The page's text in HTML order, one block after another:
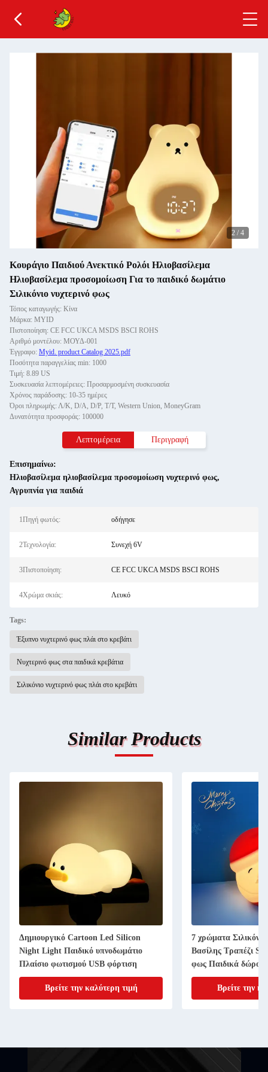
2 / 4
Κουράγιο Παιδιού Ανεκτικό Ρολόι Ηλιοβασίλεμα
Ηλιοβασίλεμα προσομοίωση Για το παιδικό δωμάτιο
Σιλικόνιο νυχτερινό φως
Τόπος καταγωγής: Κίνα
Μάρκα: MYID
Πιστοποίηση: CE FCC UKCA MSDS BSCI ROHS
Αριθμό μοντέλου: ΜΟΥΔ-001
Έγγραφο: Myid. product Catalog 2025.pdf
Ποσότητα παραγγελίας min: 1000
Τιμή: 8.89 US
Συσκευασία λεπτομέρειες: Προσαρμοσμένη συσκευασία
Χρόνος παράδοσης: 10-35 ημέρες
Όροι πληρωμής: Λ/Κ, D/A, D/P, T/T, Western Union, MoneyGram
Δυνατότητα προσφοράς: 100000
Λεπτομέρεια Περιγραφή
Επισημαίνω:
Ηλιοβασίλεμα ηλιοβασίλεμα προσομοίωση νυχτερινό φως,
Αγρυπνία για παιδιά
1Πηγή φωτός: οδήγησε
2Τεχνολογία: Συνεχή 6V
3Πιστοποίηση: CE FCC UKCA MSDS BSCI ROHS
4Χρώμα σκιάς: Λευκό
Tags:
Έξυπνο νυχτερινό φως πλάι στο κρεβάτι
Νυχτερινό φως στα παιδικά κρεβάτια
Σιλικόνιο νυχτερινό φως πλάι στο κρεβάτι
Similar Products
Δημιουργικό Cartoon Led Silicon
Night Light Παιδικό υπνοδωμάτιο
Πλαίσιο φωτισμού USB φόρτιση
Βρείτε την καλύτερη τιμή
7 χρώματα Σιλικόνη
Βασίλης Τραπέζι
φως Παιδικά δώρο
Διακόσμηση για το
Βρείτε την